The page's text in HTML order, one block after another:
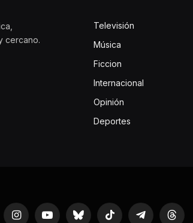
cercano.
Televisión
Música
Ficcion
Internacional
Opinión
Deportes
InstagramYouTubeBluesky TikTok Telegram